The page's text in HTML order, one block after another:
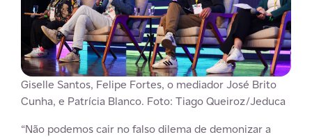
Giselle Santos, Felipe Fortes, o mediador José Brito
Cunha, e Patrícia Blanco. Foto: Tiago Queiroz/Jeduca
“Não podemos cair no falso dilema de demonizar a